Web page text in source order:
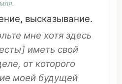
.
, высказывание.
мне хотя здесь
] иметь свой
, от которого
моей будущей